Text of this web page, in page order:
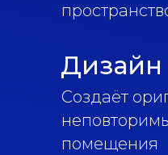
Дизайн
Создаёт
помещения